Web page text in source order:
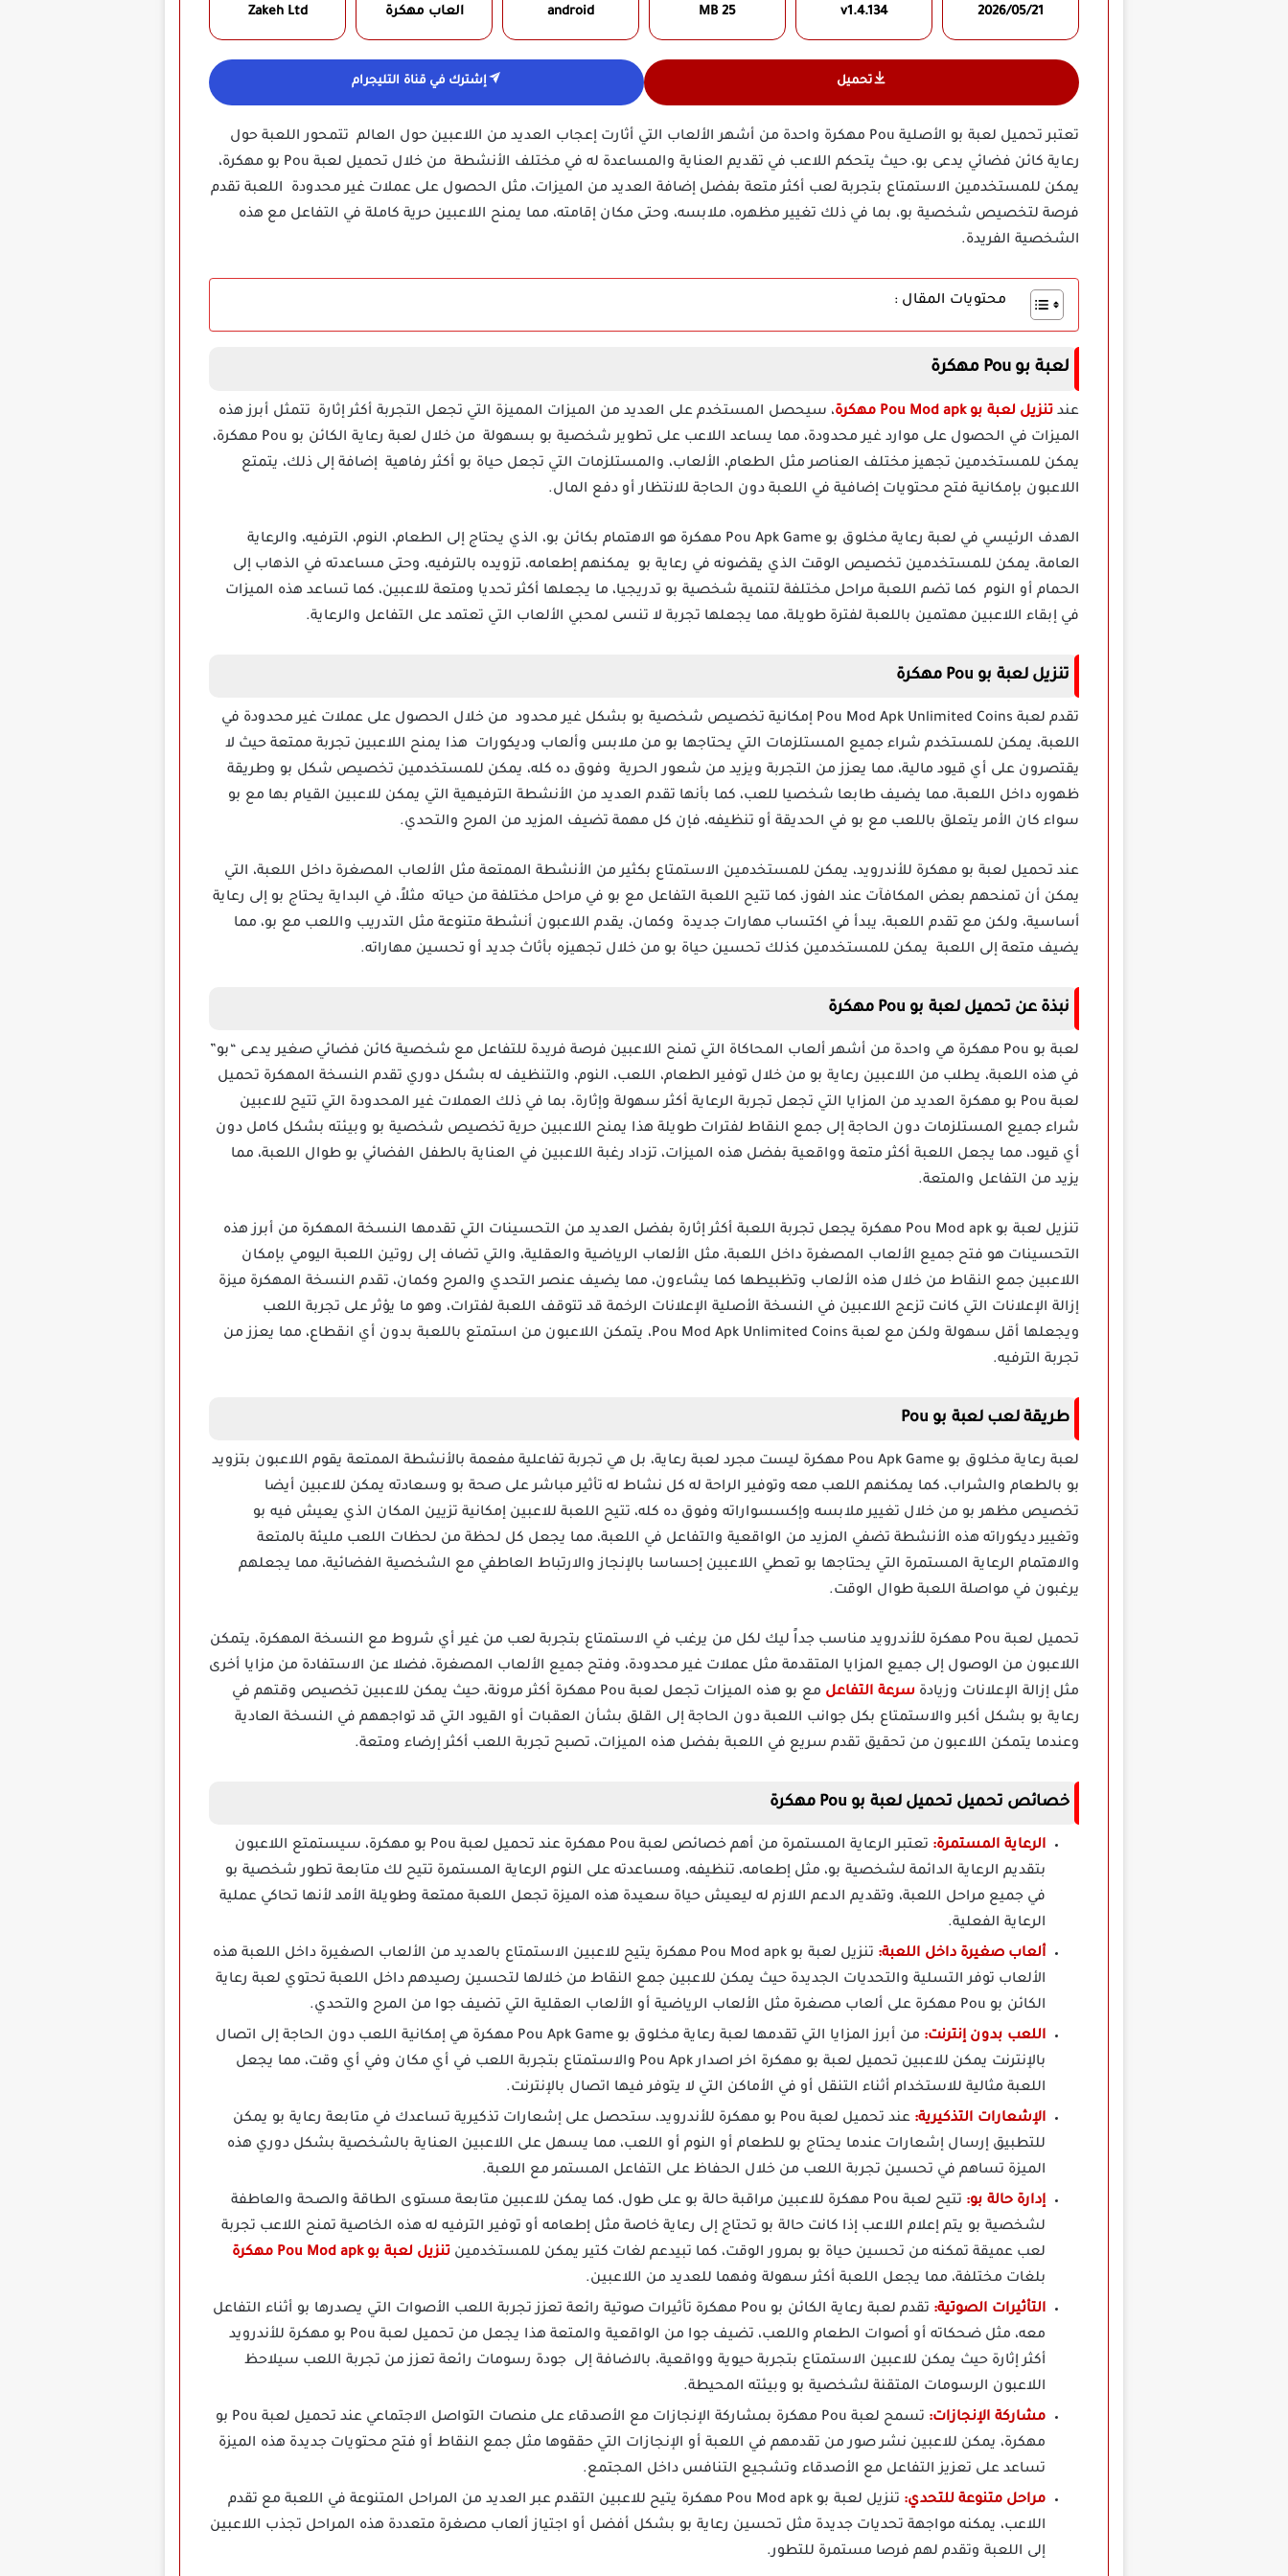
2026/05/21
v1.4.134
25 MB
android العاب مهكرة Zakeh Ltd‏
تحميل إشترك في قناة التليجرام
تعتبر تحميل لعبة بو الأصلية Pou مهكرة واحدة من أشهر الألعاب التي أثارت إعجاب العديد من اللاعبين حول العالم تتمحور اللعبة حول
رعاية كائن فضائي يدعى بو، حيث يتحكم اللاعب في تقديم العناية والمساعدة له في مختلف الأنشطة من خلال تحميل لعبة Pou بو مهكرة،
يمكن للمستخدمين الاستمتاع بتجربة لعب أكثر متعة بفضل إضافة العديد من الميزات، مثل الحصول على عملات غير محدودة اللعبة تقدم
فرصة لتخصيص شخصية بو، بما في ذلك تغيير مظهره، ملابسه، وحتى مكان إقامته، مما يمنح اللاعبين حرية كاملة في التفاعل مع هذه
الشخصية الفريدة.
محتويات المقال :
لعبة بو Pou مهكرة
عند تنزيل لعبة بو Pou Mod apk مهكرة
، سيحصل المستخدم على العديد من الميزات المميزة التي تجعل التجربة أكثر إثارة تتمثل أبرز هذه
الميزات في الحصول على موارد غير محدودة، مما يساعد اللاعب على تطوير شخصية بو بسهولة من خلال لعبة رعاية الكائن بو Pou مهكرة،
يمكن للمستخدمين تجهيز مختلف العناصر مثل الطعام، الألعاب، والمستلزمات التي تجعل حياة بو أكثر رفاهية إضافة إلى ذلك، يتمتع
اللاعبون بإمكانية فتح محتويات إضافية في اللعبة دون الحاجة للانتظار أو دفع المال.
الهدف الرئيسي في لعبة رعاية مخلوق بو Pou Apk Game مهكرة هو الاهتمام بكائن بو، الذي يحتاج إلى الطعام، النوم، الترفيه، والرعاية
العامة، يمكن للمستخدمين تخصيص الوقت الذي يقضونه في رعاية بو يمكنهم إطعامه، تزويده بالترفيه، وحتى مساعدته في الذهاب إلى
الحمام أو النوم كما تضم اللعبة مراحل مختلفة لتنمية شخصية بو تدريجيا، ما يجعلها أكثر تحديا ومتعة للاعبين، كما تساعد هذه الميزات
في إبقاء اللاعبين مهتمين باللعبة لفترة طويلة، مما يجعلها تجربة لا تنسى لمحبي الألعاب التي تعتمد على التفاعل والرعاية.
تنزيل لعبة بو Pou مهكرة
تقدم لعبة Pou Mod Apk Unlimited Coins إمكانية تخصيص شخصية بو بشكل غير محدود من خلال الحصول على عملات غير محدودة في
اللعبة، يمكن للمستخدم شراء جميع المستلزمات التي يحتاجها بو من ملابس وألعاب وديكورات هذا يمنح اللاعبين تجربة ممتعة حيث لا
يقتصرون على أي قيود مالية، مما يعزز من التجربة ويزيد من شعور الحرية وفوق ده كله، يمكن للمستخدمين تخصيص شكل بو وطريقة
ظهوره داخل اللعبة، مما يضيف طابعا شخصيا للعب، كما بأنها تقدم العديد من الأنشطة الترفيهية التي يمكن للاعبين القيام بها مع بو
سواء كان الأمر يتعلق باللعب مع بو في الحديقة أو تنظيفه، فإن كل مهمة تضيف المزيد من المرح والتحدي.
عند تحميل لعبة بو مهكرة للأندرويد، يمكن للمستخدمين الاستمتاع بكثير من الأنشطة الممتعة مثل الألعاب المصغرة داخل اللعبة، التي
يمكن أن تمنحهم بعض المكافآت عند الفوز، كما تتيح اللعبة التفاعل مع بو في مراحل مختلفة من حياته مثلاً، في البداية يحتاج بو إلى رعاية
أساسية، ولكن مع تقدم اللعبة، يبدأ في اكتساب مهارات جديدة وكمان، يقدم اللاعبون أنشطة متنوعة مثل التدريب واللعب مع بو، مما
يضيف متعة إلى اللعبة يمكن للمستخدمين كذلك تحسين حياة بو من خلال تجهيزه بأثاث جديد أو تحسين مهاراته.
نبذة عن تحميل لعبة بو Pou مهكرة
لعبة بو Pou مهكرة هي واحدة من أشهر ألعاب المحاكاة التي تمنح اللاعبين فرصة فريدة للتفاعل مع شخصية كائن فضائي صغير يدعى “بو”
في هذه اللعبة، يطلب من اللاعبين رعاية بو من خلال توفير الطعام، اللعب، النوم، والتنظيف له بشكل دوري تقدم النسخة المهكرة تحميل
لعبة Pou بو مهكرة العديد من المزايا التي تجعل تجربة الرعاية أكثر سهولة وإثارة، بما في ذلك العملات غير المحدودة التي تتيح للاعبين
شراء جميع المستلزمات دون الحاجة إلى جمع النقاط لفترات طويلة هذا يمنح اللاعبين حرية تخصيص شخصية بو وبيئته بشكل كامل دون
أي قيود، مما يجعل اللعبة أكثر متعة وواقعية بفضل هذه الميزات، تزداد رغبة اللاعبين في العناية بالطفل الفضائي بو طوال اللعبة، مما
يزيد من التفاعل والمتعة.
تنزيل لعبة بو Pou Mod apk مهكرة يجعل تجربة اللعبة أكثر إثارة بفضل العديد من التحسينات التي تقدمها النسخة المهكرة من أبرز هذه
التحسينات هو فتح جميع الألعاب المصغرة داخل اللعبة، مثل الألعاب الرياضية والعقلية، والتي تضاف إلى روتين اللعبة اليومي بإمكان
اللاعبين جمع النقاط من خلال هذه الألعاب وتظبيطها كما يشاءون، مما يضيف عنصر التحدي والمرح وكمان، تقدم النسخة المهكرة ميزة
إزالة الإعلانات التي كانت تزعج اللاعبين في النسخة الأصلية الإعلانات الرخمة قد تتوقف اللعبة لفترات، وهو ما يؤثر على تجربة اللعب
ويجعلها أقل سهولة ولكن مع لعبة Pou Mod Apk Unlimited Coins، يتمكن اللاعبون من استمتع باللعبة بدون أي انقطاع، مما يعزز من
تجربة الترفيه.
طريقة لعب لعبة بو Pou
لعبة رعاية مخلوق بو Pou Apk Game مهكرة ليست مجرد لعبة رعاية، بل هي تجربة تفاعلية مفعمة بالأنشطة الممتعة يقوم اللاعبون بتزويد
بو بالطعام والشراب، كما يمكنهم اللعب معه وتوفير الراحة له كل نشاط له تأثير مباشر على صحة بو وسعادته يمكن للاعبين أيضا
تخصيص مظهر بو من خلال تغيير ملابسه وإكسسواراته وفوق ده كله، تتيح اللعبة للاعبين إمكانية تزيين المكان الذي يعيش فيه بو
وتغيير ديكوراته هذه الأنشطة تضفي المزيد من الواقعية والتفاعل في اللعبة، مما يجعل كل لحظة من لحظات اللعب مليئة بالمتعة
والاهتمام الرعاية المستمرة التي يحتاجها بو تعطي اللاعبين إحساسا بالإنجاز والارتباط العاطفي مع الشخصية الفضائية، مما يجعلهم
يرغبون في مواصلة اللعبة طوال الوقت.
تحميل لعبة Pou مهكرة للأندرويد مناسب جداً ليك لكل من يرغب في الاستمتاع بتجربة لعب من غير أي شروط مع النسخة المهكرة، يتمكن
اللاعبون من الوصول إلى جميع المزايا المتقدمة مثل عملات غير محدودة، وفتح جميع الألعاب المصغرة، فضلا عن الاستفادة من مزايا أخرى
مثل إزالة الإعلانات وزيادة سرعة التفاعل
مع بو هذه الميزات تجعل لعبة Pou مهكرة أكثر مرونة، حيث يمكن للاعبين تخصيص وقتهم في
رعاية بو بشكل أكبر والاستمتاع بكل جوانب اللعبة دون الحاجة إلى القلق بشأن العقبات أو القيود التي قد تواجههم في النسخة العادية
وعندما يتمكن اللاعبون من تحقيق تقدم سريع في اللعبة بفضل هذه الميزات، تصبح تجربة اللعب أكثر إرضاء ومتعة.
خصائص تحميل تحميل لعبة بو Pou مهكرة
الرعاية المستمرة:
تعتبر الرعاية المستمرة من أهم خصائص لعبة Pou مهكرة عند تحميل لعبة Pou بو مهكرة، سيستمتع اللاعبون
بتقديم الرعاية الدائمة لشخصية بو، مثل إطعامه، تنظيفه، ومساعدته على النوم الرعاية المستمرة تتيح لك متابعة تطور شخصية بو
في جميع مراحل اللعبة، وتقديم الدعم اللازم له ليعيش حياة سعيدة هذه الميزة تجعل اللعبة ممتعة وطويلة الأمد لأنها تحاكي عملية
الرعاية الفعلية.
ألعاب صغيرة داخل اللعبة:
تنزيل لعبة بو Pou Mod apk مهكرة يتيح للاعبين الاستمتاع بالعديد من الألعاب الصغيرة داخل اللعبة هذه
الألعاب توفر التسلية والتحديات الجديدة حيث يمكن للاعبين جمع النقاط من خلالها لتحسين رصيدهم داخل اللعبة تحتوي لعبة رعاية
الكائن بو Pou مهكرة على ألعاب مصغرة مثل الألعاب الرياضية أو الألعاب العقلية التي تضيف جوا من المرح والتحدي.
اللعب بدون إنترنت:
من أبرز المزايا التي تقدمها لعبة رعاية مخلوق بو Pou Apk Game مهكرة هي إمكانية اللعب دون الحاجة إلى اتصال
بالإنترنت يمكن للاعبين تحميل لعبة بو مهكرة اخر اصدار Pou Apk والاستمتاع بتجربة اللعب في أي مكان وفي أي وقت، مما يجعل
اللعبة مثالية للاستخدام أثناء التنقل أو في الأماكن التي لا يتوفر فيها اتصال بالإنترنت.
الإشعارات التذكيرية:
عند تحميل لعبة Pou بو مهكرة للأندرويد، ستحصل على إشعارات تذكيرية تساعدك في متابعة رعاية بو يمكن
للتطبيق إرسال إشعارات عندما يحتاج بو للطعام أو النوم أو اللعب، مما يسهل على اللاعبين العناية بالشخصية بشكل دوري هذه
الميزة تساهم في تحسين تجربة اللعب من خلال الحفاظ على التفاعل المستمر مع اللعبة.
إدارة حالة بو:
تتيح لعبة Pou مهكرة للاعبين مراقبة حالة بو على طول، كما يمكن للاعبين متابعة مستوى الطاقة والصحة والعاطفة
لشخصية بو يتم إعلام اللاعب إذا كانت حالة بو تحتاج إلى رعاية خاصة مثل إطعامه أو توفير الترفيه له هذه الخاصية تمنح اللاعب تجربة
لعب عميقة تمكنه من تحسين حياة بو بمرور الوقت، كما تبيدعم لغات كتير يمكن للمستخدمين تنزيل لعبة بو Pou Mod apk مهكرة
بلغات مختلفة، مما يجعل اللعبة أكثر سهولة وفهما للعديد من اللاعبين.
التأثيرات الصوتية:
تقدم لعبة رعاية الكائن بو Pou مهكرة تأثيرات صوتية رائعة تعزز تجربة اللعب الأصوات التي يصدرها بو أثناء التفاعل
معه، مثل ضحكاته أو أصوات الطعام واللعب، تضيف جوا من الواقعية والمتعة هذا يجعل من تحميل لعبة Pou بو مهكرة للأندرويد
أكثر إثارة حيث يمكن للاعبين الاستمتاع بتجربة حيوية وواقعية، بالاضافة إلى جودة رسومات رائعة تعزز من تجربة اللعب سيلاحظ
اللاعبون الرسومات المتقنة لشخصية بو وبيئته المحيطة.
مشاركة الإنجازات:
تسمح لعبة Pou مهكرة بمشاركة الإنجازات مع الأصدقاء على منصات التواصل الاجتماعي عند تحميل لعبة Pou بو
مهكرة، يمكن للاعبين نشر صور من تقدمهم في اللعبة أو الإنجازات التي حققوها مثل جمع النقاط أو فتح محتويات جديدة هذه الميزة
تساعد على تعزيز التفاعل مع الأصدقاء وتشجيع التنافس داخل المجتمع.
مراحل متنوعة للتحدي:
تنزيل لعبة بو Pou Mod apk مهكرة يتيح للاعبين التقدم عبر العديد من المراحل المتنوعة في اللعبة مع تقدم
اللاعب، يمكنه مواجهة تحديات جديدة مثل تحسين رعاية بو بشكل أفضل أو اجتياز ألعاب مصغرة متعددة هذه المراحل تجذب اللاعبين
إلى اللعبة وتقدم لهم فرصا مستمرة للتطور.